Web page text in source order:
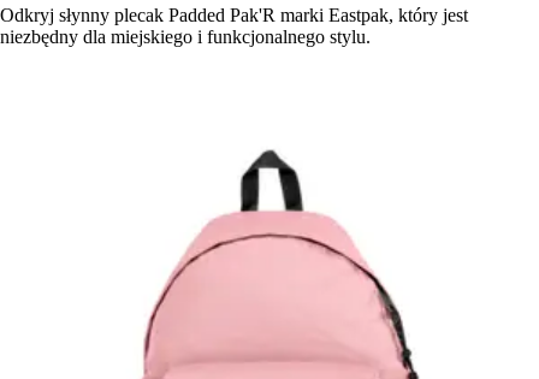
Odkryj słynny plecak Padded Pak'R marki Eastpak, który jest
niezbędny dla miejskiego i funkcjonalnego stylu.